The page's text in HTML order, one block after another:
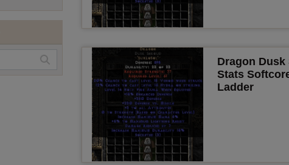
Dragon Dusk
Stats
Ladder